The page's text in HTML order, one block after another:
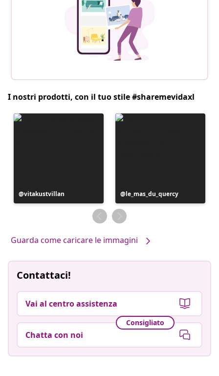
I nostri prodotti, con il tuo stile #sharemevidaxl
Post
pubblicato
vitakustvillan
Post
pubblicato
da
le_mas_du_quercy
Guarda come caricare le immagini
Contattaci!
Vai al centro assistenza
Consigliato
Chatta con noi